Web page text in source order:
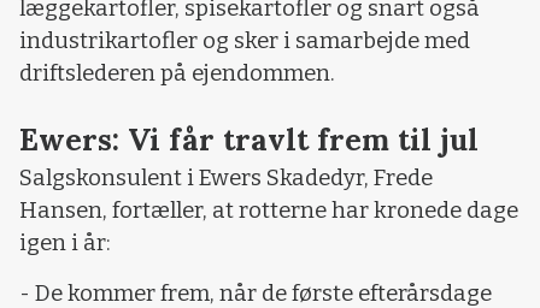
læggekartofler, spisekartofler og snart også
industrikartofler og sker i samarbejde med
driftslederen på ejendommen.
Ewers: Vi får travlt frem til jul
Salgskonsulent i Ewers Skadedyr, Frede
Hansen, fortæller, at rotterne har kronede dage
igen i år:
- De kommer frem, når de første efterårsdage